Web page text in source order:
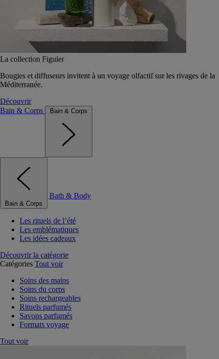
La collection Figuier
Bougies et diffuseurs invitent à un voyage olfactif sur les rivages de la
Méditerranée.
Découvrir
Bain & Corps
Bain & Corps
Bain & Corps
Bath & Body
Les rituels de l’été
Les emblématiques
Les idées cadeaux
Découvrir la catégorie
Catégories Tout voir
Soins des mains
Soins du corps
Soins rechargeables
Rituels parfumés
Savons parfumés
Formats voyage
Tout voir